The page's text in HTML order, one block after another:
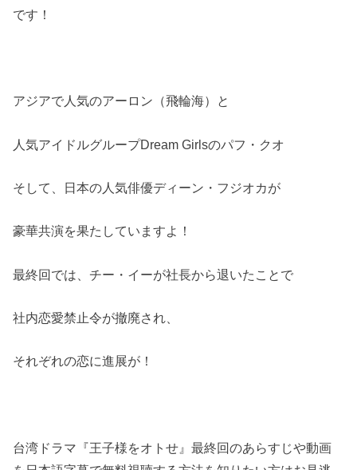
です！
アジアで人気のアーロン（飛輪海）と
人気アイドルグループDream Girlsのパフ・クオ
そして、日本の人気俳優ディーン・フジオカが
豪華共演を果たしていますよ！
最終回では、チー・イーが社長から退いたことで
社内恋愛禁止令が撤廃され、
それぞれの恋に進展が！
台湾ドラマ『王子様をオトせ』最終回のあらすじや動画